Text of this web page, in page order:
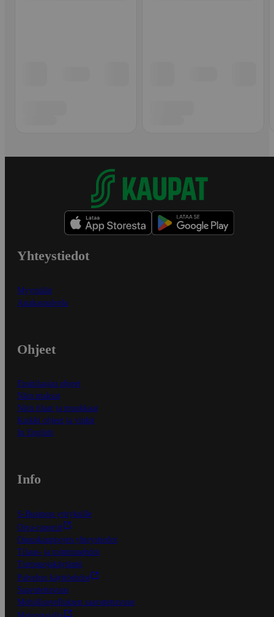
Yhteystiedot
Myymälät
Asiakaspalvelu
Ohjeet
Ensitilaajan ohjeet
Näin maksat
Näin tilaat ja muokkaat
Kaikki ohjeet ja vinkit
In English
Info
S-Business yrityksille
Oiva-raportit
Osuuskauppojen yhteystiedot
Tilaus- ja toimitusehdot
Tietosuojakäytäntö
Palvelun käyttöehdot
Saavutettavuus
Mobiilisovelluksen saavutettavuus
Mainostajalle